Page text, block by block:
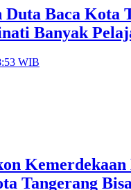
Baca Kota
Banyak
WIB
Tangerang